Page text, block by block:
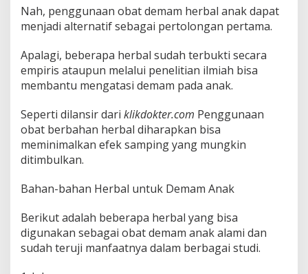
n
a
k
Nah, penggunaan obat demam herbal anak dapat
menjadi alternatif sebagai pertolongan pertama.
Apalagi, beberapa herbal sudah terbukti secara
empiris ataupun melalui penelitian ilmiah bisa
membantu mengatasi demam pada anak.
Seperti dilansir dari klikdokter.com Penggunaan
obat berbahan herbal diharapkan bisa
meminimalkan efek samping yang mungkin
ditimbulkan.
Bahan-bahan Herbal untuk Demam Anak
Berikut adalah beberapa herbal yang bisa
digunakan sebagai obat demam anak alami dan
sudah teruji manfaatnya dalam berbagai studi.